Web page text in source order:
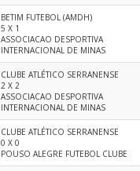
BETIM FUTEBOL (AMDH)
5 X 1
ASSOCIACAO DESPORTIVA
INTERNACIONAL DE MINAS
CLUBE ATLÉTICO SERRANENSE
2 X 2
ASSOCIACAO DESPORTIVA
INTERNACIONAL DE MINAS
CLUBE ATLÉTICO SERRANENSE
0 X 0
POUSO ALEGRE FUTEBOL CLUBE